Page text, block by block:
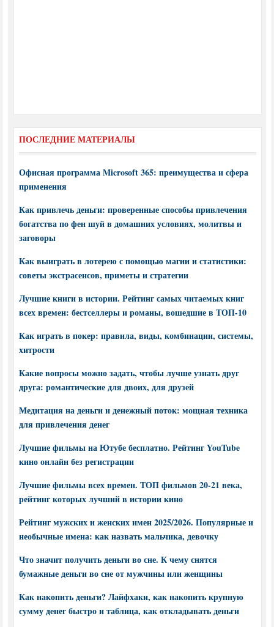
ПОСЛЕДНИЕ МАТЕРИАЛЫ
Офисная программа Microsoft 365: преимущества и сфера
применения
Как привлечь деньги: проверенные способы привлечения
богатства по фен шуй в домашних условиях, молитвы и
заговоры
Как выиграть в лотерею с помощью магии и статистики:
советы экстрасенсов, приметы и стратегии
Лучшие книги в истории. Рейтинг самых читаемых книг
всех времен: бестселлеры и романы, вошедшие в ТОП-10
Как играть в покер: правила, виды, комбинации, системы,
хитрости
Какие вопросы можно задать, чтобы лучше узнать друг
друга: романтические для двоих, для друзей
Медитация на деньги и денежный поток: мощная техника
для привлечения денег
Лучшие фильмы на Ютубе бесплатно. Рейтинг YouTube
кино онлайн без регистрации
Лучшие фильмы всех времен. ТОП фильмов 20-21 века,
рейтинг которых лучший в истории кино
Рейтинг мужских и женских имен 2025/2026. Популярные и
необычные имена: как назвать мальчика, девочку
Что значит получить деньги во сне. К чему снятся
бумажные деньги во сне от мужчины или женщины
Как накопить деньги? Лайфхаки, как накопить крупную
сумму денег быстро и таблица, как откладывать деньги